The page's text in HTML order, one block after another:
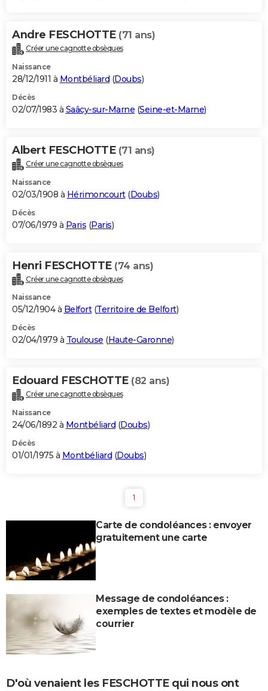
Andre FESCHOTTE (71 ans)
Créer une cagnotte obsèques
Naissance
28/12/1911 à Montbéliard (Doubs)
Décès
02/07/1983 à Saâcy-sur-Marne (Seine-et-Marne)
Albert FESCHOTTE (71 ans)
Créer une cagnotte obsèques
Naissance
02/03/1908 à Hérimoncourt(Doubs)
Décès
07/06/1979 à Paris (Paris)
Henri FESCHOTTE (74 ans)
Créer une cagnotte obsèques
Naissance
05/12/1904 à Belfort(Territoire de Belfort)
Décès
02/04/1979 à Toulouse (Haute-Garonne)
Edouard FESCHOTTE (82 ans)
Créer une cagnotte obsèques
Naissance
24/06/1892 à Montbéliard (Doubs)
Décès
01/01/1975 à Montbéliard (Doubs)
1
Carte de condoléances : envoyer
gratuitement une carte
Message de condoléances :
exemples de textes et modèle de
courrier
D'où venaient les FESCHOTTE qui nous ont